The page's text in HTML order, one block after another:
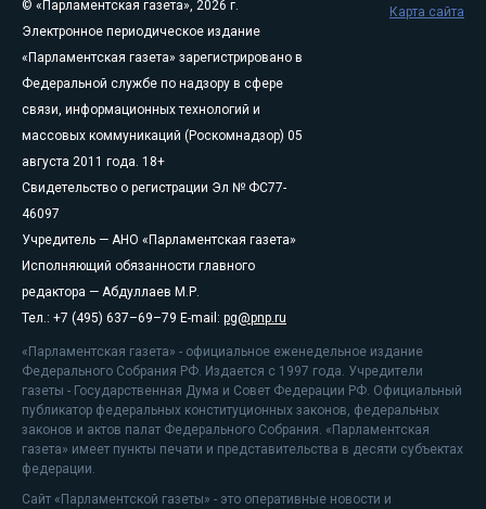
© «Парламентская газета», 2026 г.
Электронное периодическое издание
«Парламентская газета» зарегистрировано в
Федеральной службе по надзору в сфере
связи, информационных технологий и
массовых коммуникаций (Роскомнадзор) 05
августа 2011 года. 18+
Свидетельство о регистрации Эл № ФС77-
46097
Учредитель — АНО «Парламентская газета»
Исполняющий обязанности главного
редактора — Абдуллаев М.Р.
Тел.: +7 (495) 637–69–79 E-mail: pg@pnp.ru
«Парламентская газета» - официальное еженедельное издание
Федерального Собрания РФ. Издается с 1997 года. Учредители
газеты - Государственная Дума и Совет Федерации РФ. Официальный
публикатор федеральных конституционных законов, федеральных
законов и актов палат Федерального Собрания. «Парламентская
газета» имеет пункты печати и представительства в десяти субъектах
федерации.
Сайт «Парламентской газеты» - это оперативные новости и
Карта сайта